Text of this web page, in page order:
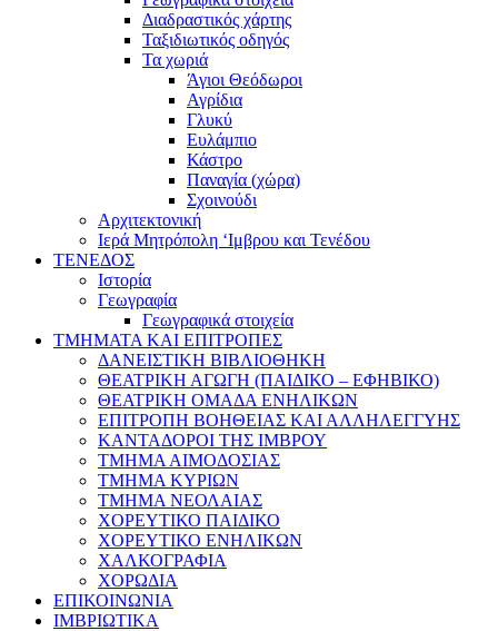
Διαδραστικός χάρτης
Ταξιδιωτικός οδηγός
Τα χωριά
Άγιοι Θεόδωροι
Αγρίδια
Γλυκύ
Ευλάμπιο
Κάστρο
Παναγία (χώρα)
Σχοινούδι
Αρχιτεκτονική
Ιερά Μητρόπολη ‘Ιμβρου και Τενέδου
ΤΕΝΕΔΟΣ
Ιστορία
Γεωγραφία
Γεωγραφικά στοιχεία
ΤΜΗΜΑΤΑ ΚΑΙ ΕΠΙΤΡΟΠΕΣ
ΔΑΝΕΙΣΤΙΚΗ ΒΙΒΛΙΟΘΗΚΗ
ΘΕΑΤΡΙΚΗ ΑΓΩΓΗ (ΠΑΙΔΙΚΟ – ΕΦΗΒΙΚΟ)
ΘΕΑΤΡΙΚΗ ΟΜΑΔΑ ΕΝΗΛΙΚΩΝ
ΕΠΙΤΡΟΠΗ ΒΟΗΘΕΙΑΣ ΚΑΙ ΑΛΛΗΛΕΓΓΥΗΣ
ΚΑΝΤΑΔΟΡΟΙ ΤΗΣ ΙΜΒΡΟΥ
ΤΜΗΜΑ ΑΙΜΟΔΟΣΙΑΣ
ΤΜΗΜΑ ΚΥΡΙΩΝ
ΤΜΗΜΑ ΝΕΟΛΑΙΑΣ
ΧΟΡΕΥΤΙΚΟ ΠΑΙΔΙΚΟ
ΧΟΡΕΥΤΙΚΟ ΕΝΗΛΙΚΩΝ
ΧΑΛΚΟΓΡΑΦΙΑ
ΧΟΡΩΔΙΑ
ΕΠΙΚΟΙΝΩΝΙΑ
ΙΜΒΡΙΩΤΙΚΑ